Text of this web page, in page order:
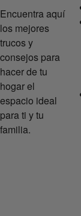
Encuentra aquí
los mejores
trucos y
consejos para
hacer de tu
hogar el
espacio ideal
para ti y tu
familia.